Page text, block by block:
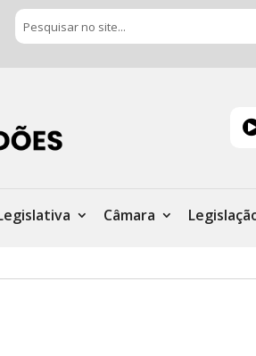
Câmara